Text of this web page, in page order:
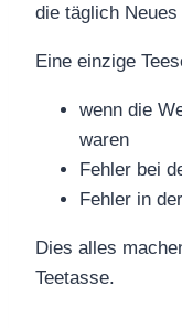
die täglich
Eine einzige
wenn die
waren
Fehler bei
Fehler in
Dies alles
Teetasse.